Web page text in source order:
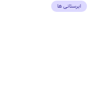
ابرستانی ها